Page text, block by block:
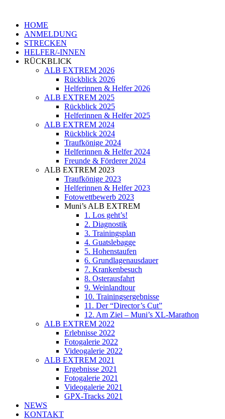
HOME
ANMELDUNG
STRECKEN
HELFER/-INNEN
RÜCKBLICK
ALB EXTREM 2026
Rückblick 2026
Helferinnen & Helfer 2026
ALB EXTREM 2025
Rückblick 2025
Helferinnen & Helfer 2025
ALB EXTREM 2024
Rückblick 2024
Traufkönige 2024
Helferinnen & Helfer 2024
Freunde & Förderer 2024
ALB EXTREM 2023
Traufkönige 2023
Helferinnen & Helfer 2023
Fotowettbewerb 2023
Muni’s ALB EXTREM
1. Los geht’s!
2. Diagnostik
3. Trainingsplan
4. Guatslebagge
5. Hohenstaufen
6. Grundlagenausdauer
7. Krankenbesuch
8. Osterausfahrt
9. Weinlandtour
10. Trainingsergebnisse
11. Der “Director’s Cut”
12. Am Ziel – Muni’s XL-Marathon
ALB EXTREM 2022
Erlebnisse 2022
Fotogalerie 2022
Videogalerie 2022
ALB EXTREM 2021
Ergebnisse 2021
Fotogalerie 2021
Videogalerie 2021
GPX-Tracks 2021
NEWS
KONTAKT